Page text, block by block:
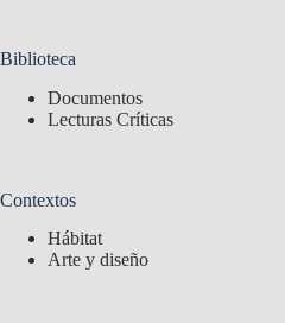
Biblioteca
Documentos
Lecturas Críticas
Contextos
Hábitat
Arte y diseño